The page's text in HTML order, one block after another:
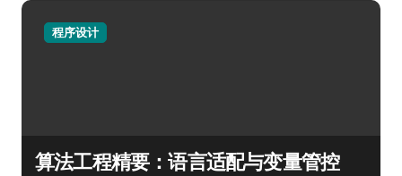
程序设计
算法工程精要：语言适配与变量管控